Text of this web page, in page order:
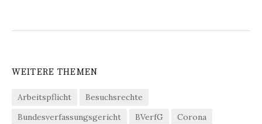
WEITERE THEMEN
Arbeitspflicht
Besuchsrechte
Bundesverfassungsgericht
BVerfG
Corona